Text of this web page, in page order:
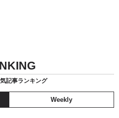
記事ランキング
Weekly